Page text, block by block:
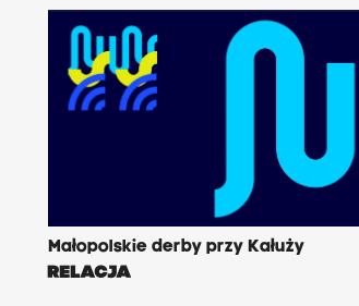
Małopolskie derby przy Kałuży
RELACJA